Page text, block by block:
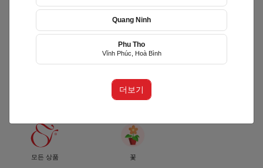
Hoa Yêu Thương (HYT)
Phường Võ Thị Sáu, TP Hồ Chí
모든 상품 꽃
Quang Ninh
Phu Tho
Vĩnh Phúc, Hoà Bình
더보기